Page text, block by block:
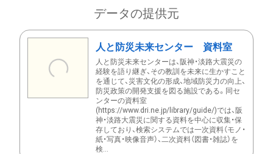
データの提供元
人と防災未来センター 資料室
人と防災未来センターは、阪神・淡路大震災の
経験を語り継ぎ、その教訓を未来に生かすこと
を通じて、災害文化の形成、地域防災力の向上、
防災政策の開発支援を図る施設である。同セ
ンターの資料室
(https://www.dri.ne.jp/library/guide/)では、阪
神・淡路大震災に関する資料を中心に収集・保
存しており、検索システムでは一次資料（モノ・
紙・写真・映像音声）、二次資料（図書・雑誌）を
検...